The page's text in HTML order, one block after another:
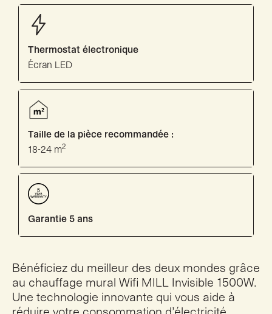
Thermostat électronique
Écran LED
Taille de la pièce recommandée :
18-24 m2
Garantie 5 ans
Bénéficiez du meilleur des deux mondes grâce
au chauffage mural Wifi MILL Invisible 1500W.
Une technologie innovante qui vous aide à